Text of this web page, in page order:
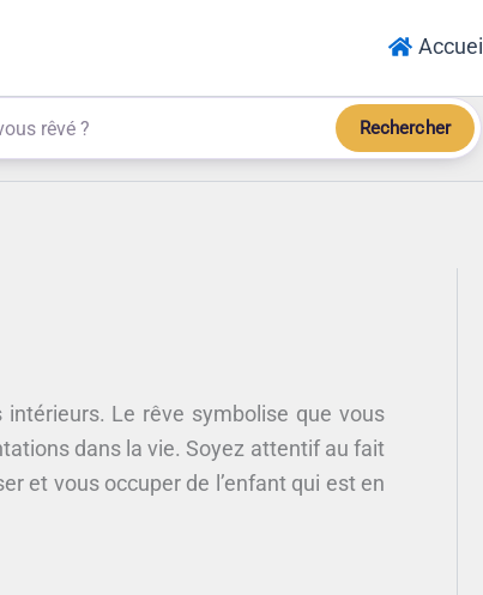
Accueil
Rechercher
Le rêve symbolise que vous
dans la vie. Soyez attentif au fait
et vous occuper de l’enfant qui est en